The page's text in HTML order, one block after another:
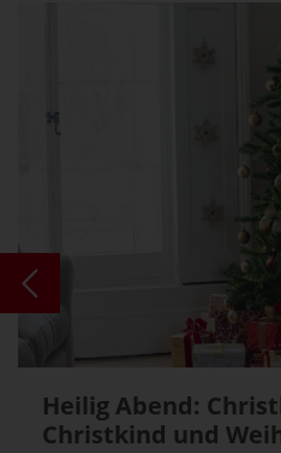
Heilig Abend:
Christkind und